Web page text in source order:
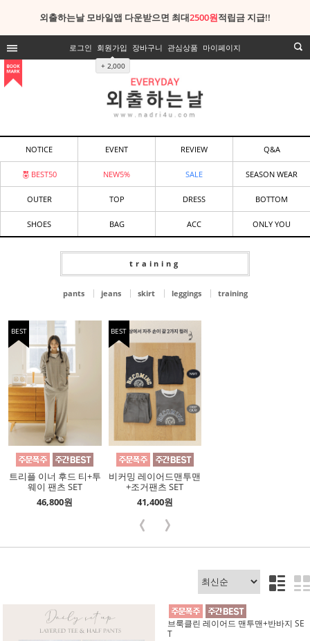
외출하는날 모바일앱 다운받으면 최대2500원적립금 지급!!
로그인 회원가입
+ 2,000
장바구니 관심상품 마이페이지
NOTICE EVENT REVIEW Q&A
BEST50 NEW5% SALE SEASON WEAR
OUTER TOP DRESS BOTTOM
SHOES BAG ACC ONLY YOU
training
pants jeans skirt leggings training
BEST
트리플 이너 후드 티+투
웨이 팬츠 SET
46,800원
BEST
비커밍 레이어드맨투맨
+조거팬츠 SET
41,400원
브룩클린 레이어드 맨투맨+반바지 SE
T